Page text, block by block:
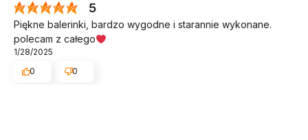
5
Piękne balerinki, bardzo wygodne i starannie wykonane.
polecam z całego
1/28/2025
0
0